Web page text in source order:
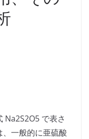
Na2S2O5 で表さ
一般的に亜硫酸